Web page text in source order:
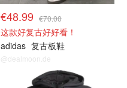
€48.99 €70.00
这款好复古好好看！
adidas 复古板鞋
@dealmoon.de